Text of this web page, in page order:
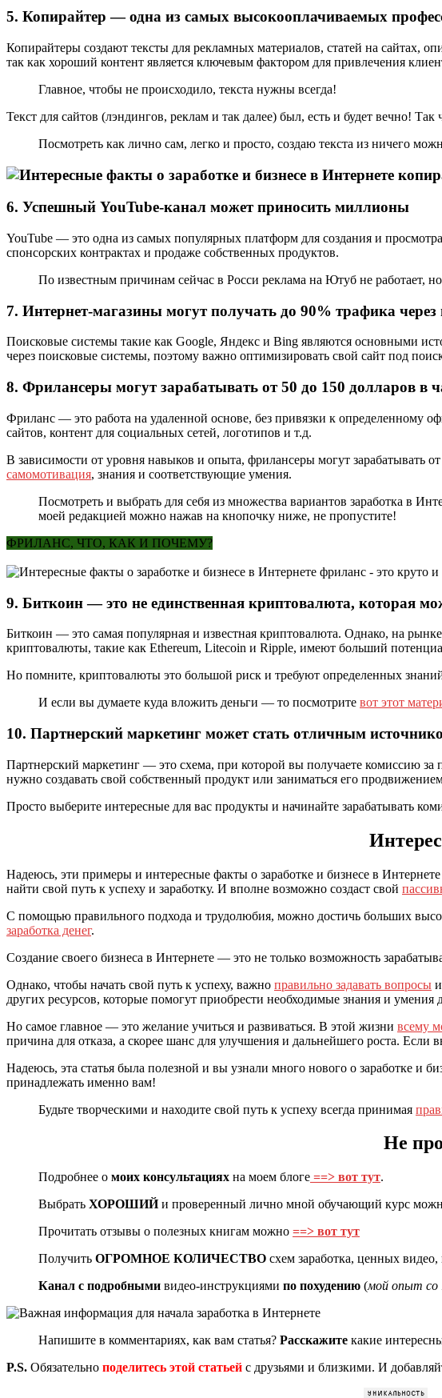
5. Копирайтер — одна из самых высокооплачиваемых
Копирайтеры создают тексты для рекламных материалов, статей на сайтах,
так как хороший контент является ключевым фактором для привлечения
Главное, чтобы не происходило, текста нужны всегда!
Текст для сайтов (лэндингов, реклам и так далее) был, есть и будет вечно!
Посмотреть как лично сам, легко и просто, создаю текста из ничего
6. Успешный YouTube-канал может приносить миллионы
YouTube — это одна из самых популярных платформ для создания и
спонсорских контрактах и продаже собственных продуктов.
По известным причинам сейчас в Росси реклама на Ютуб не
7. Интернет-магазины могут получать до 90% трафика
Поисковые системы такие как Google, Яндекс и Bing являются основными
через поисковые системы, поэтому важно оптимизировать свой сайт под
8. Фрилансеры могут зарабатывать от 50 до 150 долларов в
Фриланс — это работа на удаленной основе, без привязки к определенному
сайтов, контент для социальных сетей, логотипов и т.д.
В зависимости от уровня навыков и опыта, фрилансеры могут зарабатывать
самомотивация, знания и соответствующие умения.
Посмотреть и выбрать для себя из множества вариантов заработка в
моей редакцией можно нажав на кнопочку ниже, не пропустите!
ФРИЛАНС, ЧТО, КАК И ПОЧЕМУ?
9. Биткоин — это не единственная криптовалюта, которая
Биткоин — это самая популярная и известная криптовалюта. Однако, на
криптовалюты, такие как Ethereum, Litecoin и Ripple, имеют больший
Но помните, криптовалюты это большой риск и требуют определенных
И если вы думаете куда вложить деньги — то посмотрите вот этот
10. Партнерский маркетинг может стать отличным
Партнерский маркетинг — это схема, при которой вы получаете комиссию
нужно создавать свой собственный продукт или заниматься его
Просто выберите интересные для вас продукты и начинайте зарабатывать
Надеюсь, эти примеры и интересные факты о заработке и бизнесе в
найти свой путь к успеху и заработку. И вполне возможно создаст свой
С помощью правильного подхода и трудолюбия, можно достичь больших
заработка денег.
Создание своего бизнеса в Интернете — это не только возможность
Однако, чтобы начать свой путь к успеху, важно правильно задавать вопросы
других ресурсов, которые помогут приобрести необходимые знания и умения
Но самое главное — это желание учиться и развиваться. В этой жизни всему
причина для отказа, а скорее шанс для улучшения и дальнейшего роста.
Надеюсь, эта статья была полезной и вы узнали много нового о заработке и
принадлежать именно вам!
Будьте творческими и находите свой путь к успеху всегда принимая
Не
Подробнее о моих консультациях на моем блоге ==> вот тут.
Выбрать ХОРОШИЙи проверенный лично мной обучающий курс
Прочитать отзывы о полезных книгам можно ==> вот тут
Получить ОГРОМНОЕ КОЛИЧЕСТВО схем заработка, ценных
Канал с подробными видео-инструкциями по похудению (мой опыт со
Напишите в комментариях, как вам статья? Расскажите какие
P.S. Обязательно поделитесь этой статьей с друзьями и близкими. И